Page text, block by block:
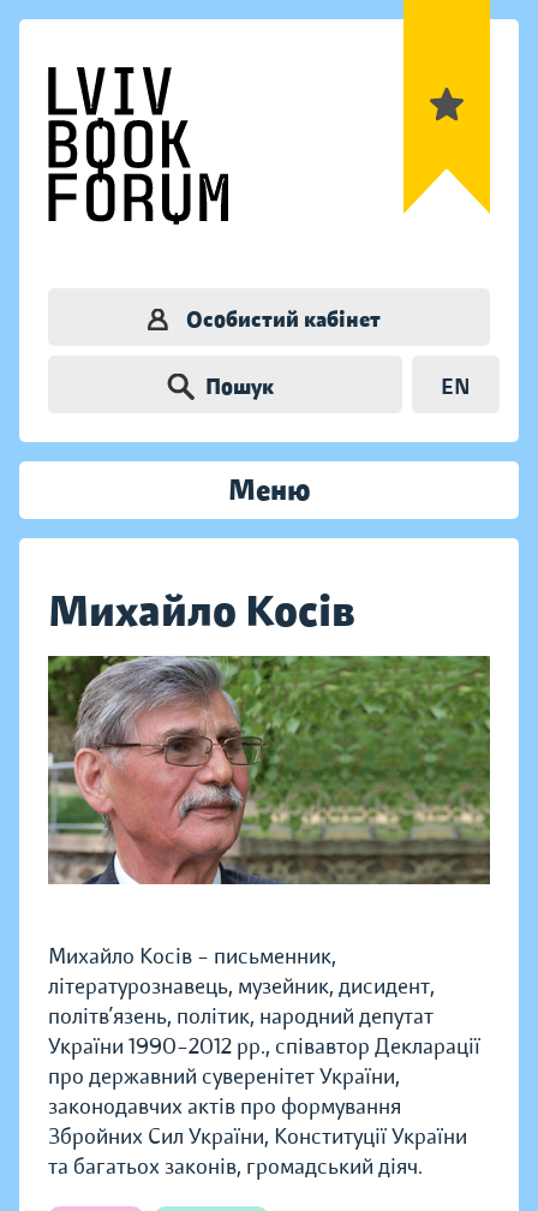
Особистий кабінет
Пошук EN
Меню
Михайло Косів
Михайло Косів – письменник,
літературознавець, музейник, дисидент,
політв’язень, політик, народний депутат
України 1990–2012 рр., співавтор Декларації
про державний суверенітет України,
законодавчих актів про формування
Збройних Сил України, Конституції України
та багатьох законів, громадський діяч.